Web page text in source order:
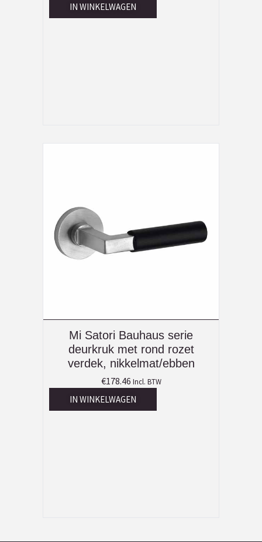
IN WINKELWAGEN
Mi Satori Bauhaus serie
deurkruk met rond rozet
verdek, nikkelmat/ebben
€178.46 Incl. BTW
IN WINKELWAGEN